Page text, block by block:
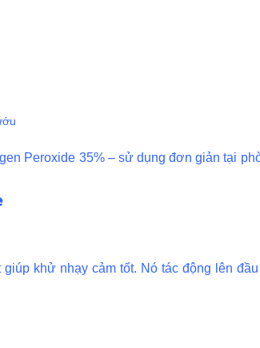
Peroxide 35% – sử dụng đơn giản tại
khử nhạy cảm tốt. Nó tác động lên